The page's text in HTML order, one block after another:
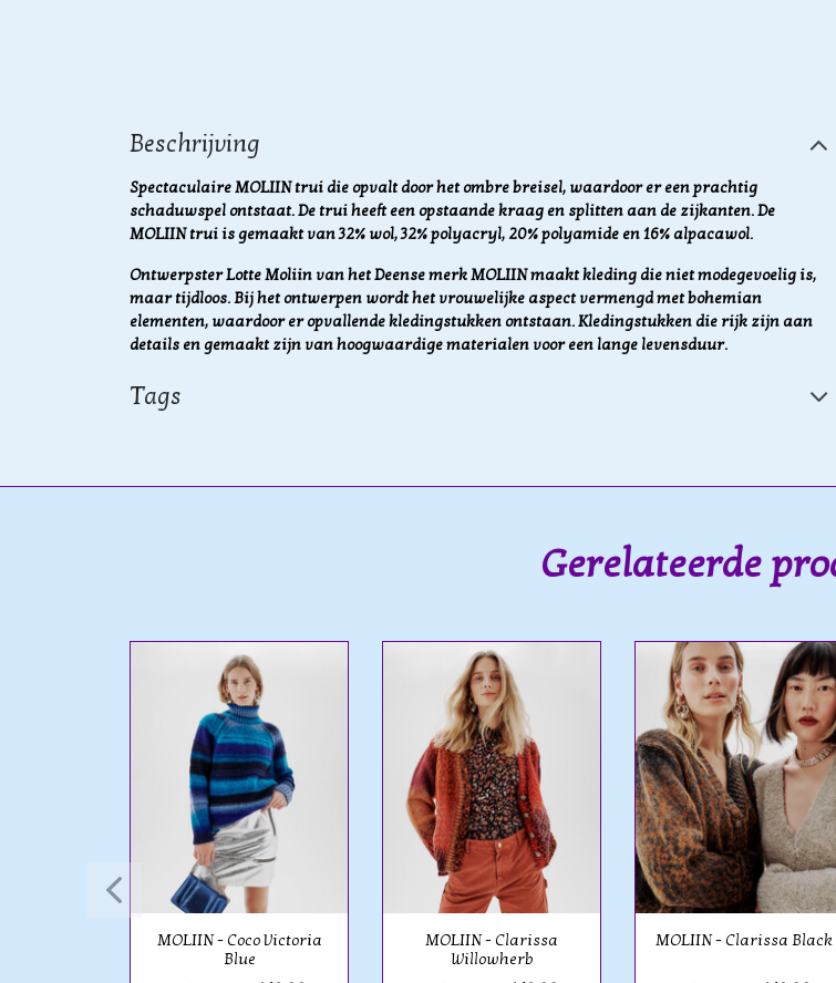
Beschrijving
Spectaculaire MOLIIN trui die opvalt door het ombre breisel, waardoor er een prachtig
schaduwspel ontstaat. De trui heeft een opstaande kraag en splitten aan de zijkanten. De
MOLIIN trui is gemaakt van 32% wol, 32% polyacryl, 20% polyamide en 16% alpacawol.
Ontwerpster Lotte Moliin van het Deense merk MOLIIN maakt kleding die niet modegevoelig is,
maar tijdloos. Bij het ontwerpen wordt het vrouwelijke aspect vermengd met bohemian
elementen, waardoor er opvallende kledingstukken ontstaan. Kledingstukken die rijk zijn aan
details en gemaakt zijn van hoogwaardige materialen voor een lange levensduur.
Tags
Gerelateerde
MOLIIN - Coco Victoria
Blue
MOLIIN - Clarissa
Willowherb
MOLIIN - Clarissa Black